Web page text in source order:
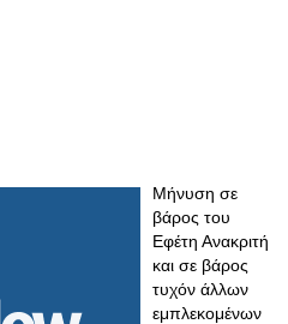
Μήνυση σε
βάρος του
Εφέτη Ανακριτή
και σε βάρος
τυχόν άλλων
εμπλεκομένων